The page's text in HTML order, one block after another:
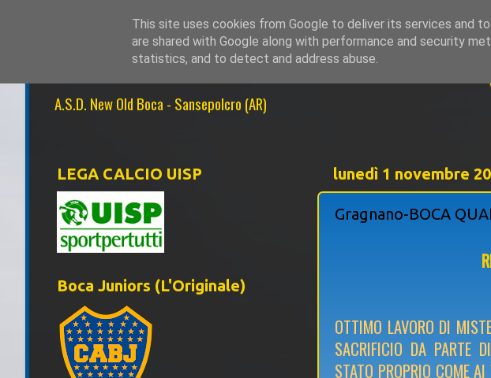
NEW OLD BOCA 1999
A.S.D. New Old Boca - Sansepolcro (AR)
lunedì 1 novembre
Gragnano-BOCA
OTTIMO LAVORO DI
SACRIFICIO DA PARTE
STATO PROPRIO COME
LEGA CALCIO UISP
Boca Juniors (L'Originale)
This site uses cookies from Google to deliver its services and
are shared with Google along with performance and security
statistics, and to detect and address abuse.